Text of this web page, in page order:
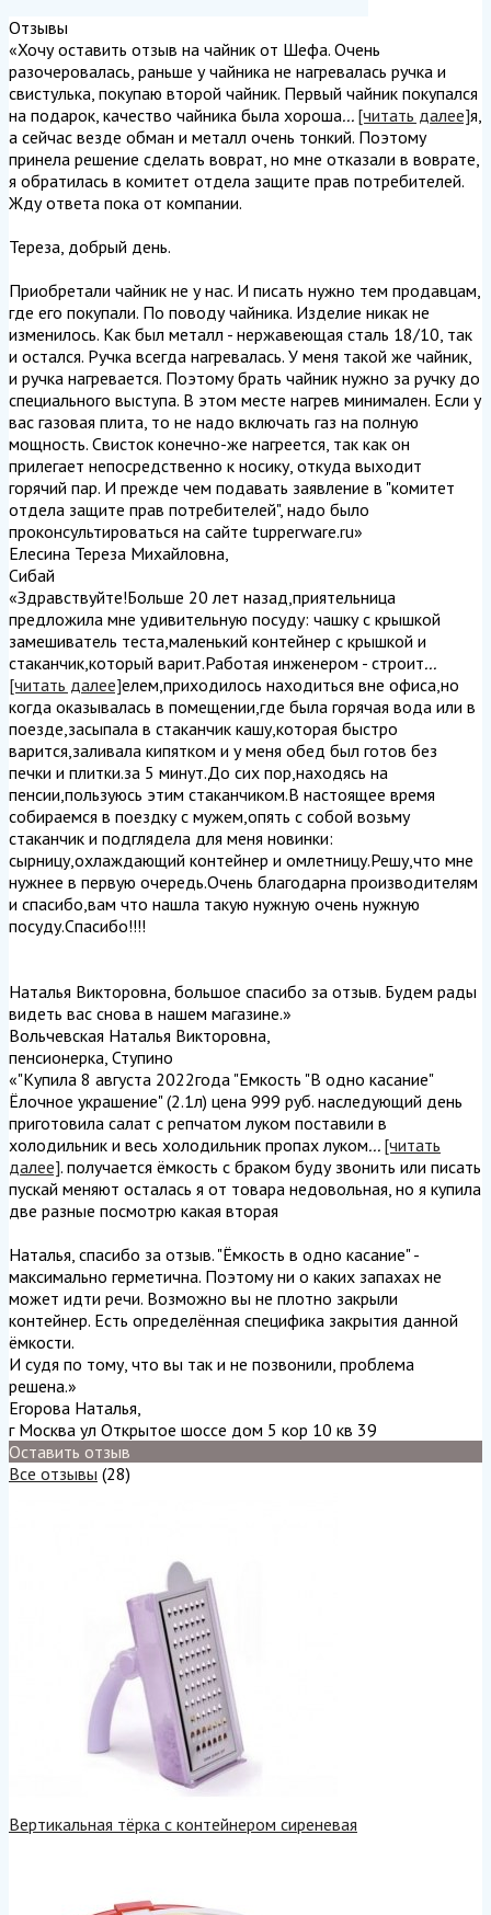
Отзывы
«Хочу оставить отзыв на чайник от Шефа. Очень
разочеровалась, раньше у чайника не нагревалась ручка и
свистулька, покупаю второй чайник. Первый чайник покупался
на подарок, качество чайника была хороша... [читать далее]я,
а сейчас везде обман и металл очень тонкий. Поэтому
принела решение сделать воврат, но мне отказали в воврате,
я обратилась в комитет отдела защите прав потребителей.
Жду ответа пока от компании.
Тереза, добрый день.
Приобретали чайник не у нас. И писать нужно тем продавцам,
где его покупали. По поводу чайника. Изделие никак не
изменилось. Как был металл - нержавеющая сталь 18/10, так
и остался. Ручка всегда нагревалась. У меня такой же чайник,
и ручка нагревается. Поэтому брать чайник нужно за ручку до
специального выступа. В этом месте нагрев минимален. Если у
вас газовая плита, то не надо включать газ на полную
мощность. Свисток конечно-же нагреется, так как он
прилегает непосредственно к носику, откуда выходит
горячий пар. И прежде чем подавать заявление в "комитет
отдела защите прав потребителей", надо было
проконсультироваться на сайте tupperware.ru»
Елесина Тереза Михайловна,
Сибай
«Здравствуйте!Больше 20 лет назад,приятельница
предложила мне удивительную посуду: чашку с крышкой
замешиватель теста,маленький контейнер с крышкой и
стаканчик,который варит.Работая инженером - строит...
[читать далее]елем,приходилось находиться вне офиса,но
когда оказывалась в помещении,где была горячая вода или в
поезде,засыпала в стаканчик кашу,которая быстро
варится,заливала кипятком и у меня обед был готов без
печки и плитки.за 5 минут.До сих пор,находясь на
пенсии,пользуюсь этим стаканчиком.В настоящее время
собираемся в поездку с мужем,опять с собой возьму
стаканчик и подглядела для меня новинки:
сырницу,охлаждающий контейнер и омлетницу.Решу,что мне
нужнее в первую очередь.Очень благодарна производителям
и спасибо,вам что нашла такую нужную очень нужную
посуду.Спасибо!!!!
Наталья Викторовна, большое спасибо за отзыв. Будем рады
видеть вас снова в нашем магазине.»
Вольчевская Наталья Викторовна,
пенсионерка, Ступино
«"Купила 8 августа 2022года "Емкость "В одно касание"
Ёлочное украшение" (2.1л) цена 999 руб. наследующий день
приготовила салат с репчатом луком поставили в
холодильник и весь холодильник пропах луком... [читать
далее]. получается ёмкость с браком буду звонить или писать
пускай меняют осталась я от товара недовольная, но я купила
две разные посмотрю какая вторая
Наталья, спасибо за отзыв. "Ёмкость в одно касание" -
максимально герметична. Поэтому ни о каких запахах не
может идти речи. Возможно вы не плотно закрыли
контейнер. Есть определённая специфика закрытия данной
ёмкости.
И судя по тому, что вы так и не позвонили, проблема
решена.»
Егорова Наталья,
г Москва ул Открытое шоссе дом 5 кор 10 кв 39
Оставить отзыв
Все отзывы (28)
Вертикальная тёрка с контейнером сиреневая